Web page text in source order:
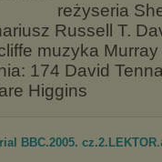
reżyseria
Russell T.
muzyka
174 David
Higgins
BBC.2005. cz.2.LEKTOR